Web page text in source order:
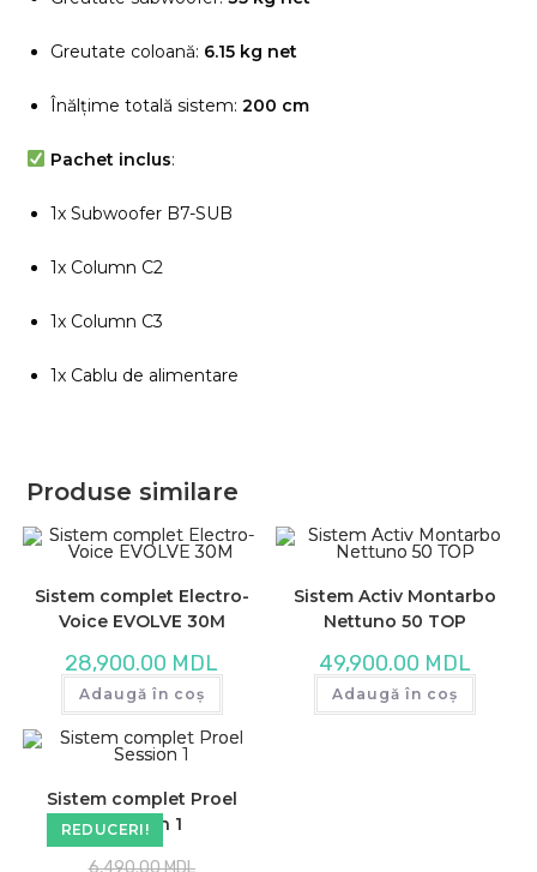
Greutate coloană: 6.15 kg net
Înălțime totală sistem:200 cm
Pachet inclus:
1x Subwoofer B7-SUB
1x Column C2
1x Column C3
1x Cablu de alimentare
Produse similare
Sistem complet Electro-
Voice EVOLVE 30M
28,900.00 MDL
Adaugă în coș
Sistem Activ Montarbo
Nettuno 50 TOP
49,900.00 MDL
Adaugă în coș
REDUCERI!
Sistem complet Proel
Session 1